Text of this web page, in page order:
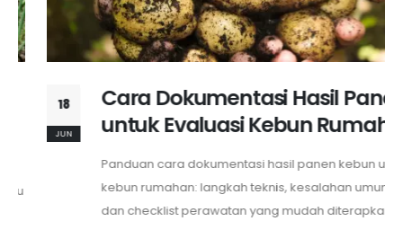
Cara Dokumentasi Hasil Panen
untuk Evaluasi Kebun Rumah
Panduan cara dokumentasi hasil panen kebun untuk
kebun rumahan: langkah teknis, kesalahan umum,
dan checklist perawatan yang mudah diterapkan.